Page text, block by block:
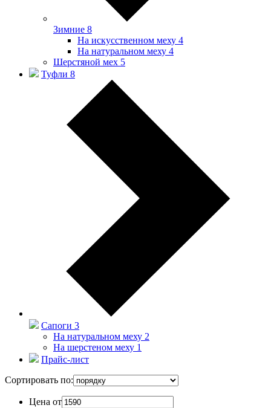
Зимние 8
На искусственном меху 4
На натуральном меху 4
Шерстяной мех 5
Туфли 8
Сапоги 3
На натуральном меху 2
На шерстеном меху 1
Прайс-лист
Сортировать по:
Цена от